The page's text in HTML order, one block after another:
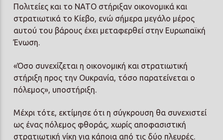
Πολιτείες και το ΝΑΤΟ στήριξαν οικονομικά και
στρατιωτικά το Κίεβο, ενώ σήμερα μεγάλο μέρος
αυτού του βάρους έχει μεταφερθεί στην Ευρωπαϊκή
Ένωση.
«Όσο συνεχίζεται η οικονομική και στρατιωτική
στήριξη προς την Ουκρανία, τόσο παρατείνεται ο
πόλεμος», υποστήριξη.
Μέχρι τότε, εκτίμησε ότι η σύγκρουση θα συνεχιστεί
ως ένας πόλεμος φθοράς, χωρίς αποφασιστική
στρατιωτική νίκη για κάποια από τις δύο πλευρές.